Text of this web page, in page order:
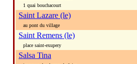
1 quai bouchacourt
Saint Lazare (le)
au pont du village
Saint Remens (le)
place saint-exupery
Salsa Tina